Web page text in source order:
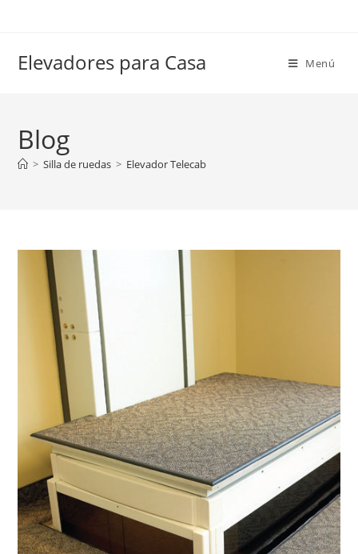
Elevadores para Casa Menú
Blog
> Silla de ruedas > Elevador Telecab